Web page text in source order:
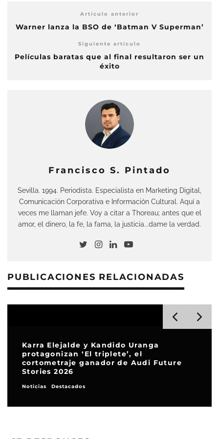
Artículo anterior
Warner lanza la BSO de ‘Batman V Superman’
Siguiente artículo
Películas baratas que al final resultaron ser un
éxito
Francisco S. Pintado
Sevilla. 1994. Periodista. Especialista en Marketing Digital,
Comunicación Corporativa e Información Cultural. Aquí a
veces me llaman jefe. Voy a citar a Thoreau; antes que el
amor, el dinero, la fe, la fama, la justicia...dame la verdad.
PUBLICACIONES RELACIONADAS
Karra Elejalde y Kandido Uranga
protagonizan ‘El triplete’, el
cortometraje ganador de Audi Future
Stories 2026
Noticias Destacados